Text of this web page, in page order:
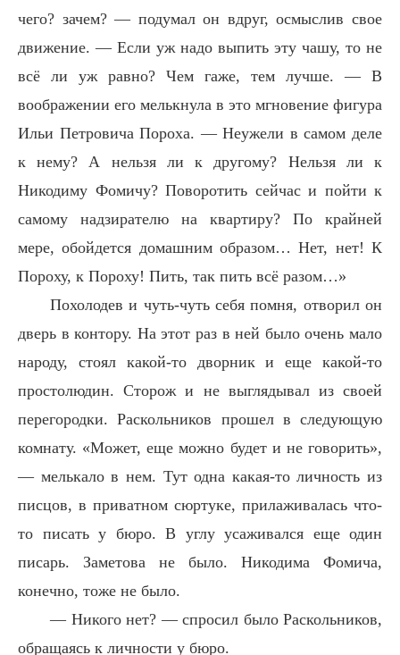
чего? зачем? — подумал он вдруг, осмыслив свое
движение. — Если уж надо выпить эту чашу, то не
всё ли уж равно? Чем гаже, тем лучше. — В
воображении его мелькнула в это мгновение фигура
Ильи Петровича Пороха. — Неужели в самом деле
к нему? А нельзя ли к другому? Нельзя ли к
Никодиму Фомичу? Поворотить сейчас и пойти к
самому надзирателю на квартиру? По крайней
мере, обойдется домашним образом… Нет, нет! К
Пороху, к Пороху! Пить, так пить всё разом…»
Похолодев и чуть-чуть себя помня, отворил он
дверь в контору. На этот раз в ней было очень мало
народу, стоял какой-то дворник и еще какой-то
простолюдин. Сторож и не выглядывал из своей
перегородки. Раскольников прошел в следующую
комнату. «Может, еще можно будет и не говорить»,
— мелькало в нем. Тут одна какая-то личность из
писцов, в приватном сюртуке, прилаживалась что-
то писать у бюро. В углу усаживался еще один
писарь. Заметова не было. Никодима Фомича,
конечно, тоже не было.
— Никого нет? — спросил было Раскольников,
обращаясь к личности у бюро.